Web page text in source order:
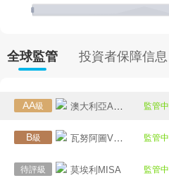
全球監管 投資者保障信息
AA級 澳大利亞ASIC 監管中
B級 瓦努阿圖VFSC 監管中
待評級 莫埃利MISA 監管中